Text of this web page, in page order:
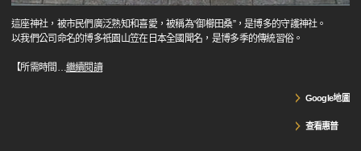
這座神社，被市民們廣泛熟知和喜愛，被稱為“御櫛田桑”，是博多的守護神社。
以我們公司命名的博多祇園山笠在日本全國聞名，是博多季的傳統習俗。
【所需時間 …繼續閱讀
Google地圖
查看惠普